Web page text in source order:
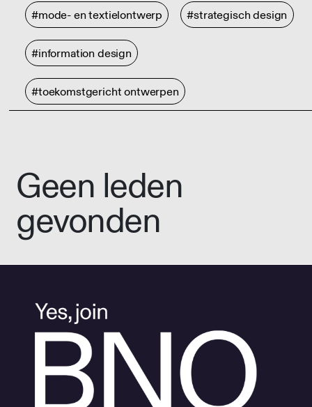
#mode- en textielontwerp #strategisch design
#information design
#toekomstgericht ontwerpen
Geen leden
gevonden